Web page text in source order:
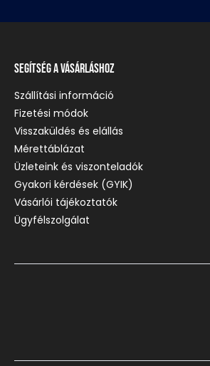
Segítség a vásárláshoz
Szállítási információ
Fizetési módok
Visszaküldés és elállás
Mérettáblázat
Üzleteink és viszonteladók
Gyakori kérdések (GYIK)
Vásárlói tájékoztatók
Ügyfélszolgálat